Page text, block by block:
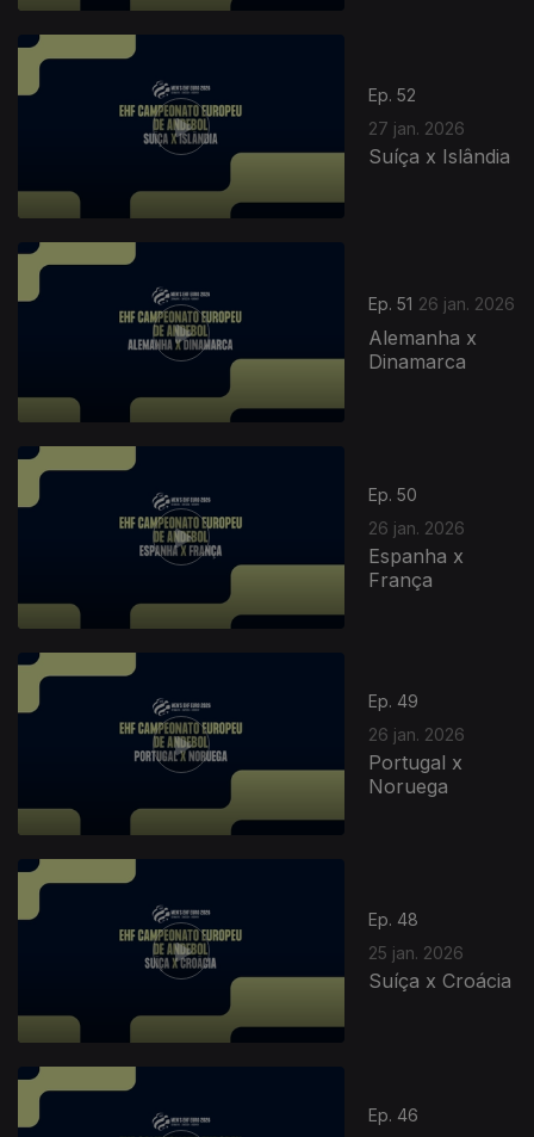
Ep. 52
27 jan. 2026
Suíça x Islândia
Ep. 51 26 jan. 2026
Alemanha x
Dinamarca
Ep. 50
26 jan. 2026
Espanha x
França
Ep. 49
26 jan. 2026
Portugal x
Noruega
Ep. 48
25 jan. 2026
Suíça x Croácia
Ep. 46